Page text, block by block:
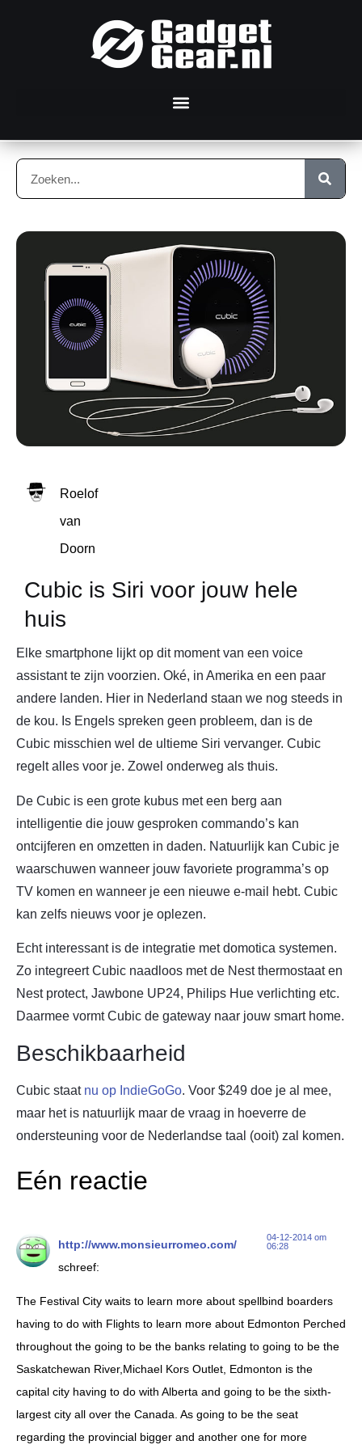
Roelof
van
Doorn
Cubic is Siri voor jouw hele
huis
Elke smartphone lijkt op dit moment van een voice
assistant te zijn voorzien. Oké, in Amerika en een paar
andere landen. Hier in Nederland staan we nog steeds in
de kou. Is Engels spreken geen probleem, dan is de
Cubic misschien wel de ultieme Siri vervanger. Cubic
regelt alles voor je. Zowel onderweg als thuis.
De Cubic is een grote kubus met een berg aan
intelligentie die jouw gesproken commando’s kan
ontcijferen en omzetten in daden. Natuurlijk kan Cubic je
waarschuwen wanneer jouw favoriete programma’s op
TV komen en wanneer je een nieuwe e-mail hebt. Cubic
kan zelfs nieuws voor je oplezen.
Echt interessant is de integratie met domotica systemen.
Zo integreert Cubic naadloos met de Nest thermostaat en
Nest protect, Jawbone UP24, Philips Hue verlichting etc.
Daarmee vormt Cubic de gateway naar jouw smart home.
Beschikbaarheid
Cubic staat nu op IndieGoGo. Voor $249 doe je al mee,
maar het is natuurlijk maar de vraag in hoeverre de
ondersteuning voor de Nederlandse taal (ooit) zal komen.
Eén reactie
http://www.monsieurromeo.com/
schreef:
04-12-2014 om
06:28
The Festival City waits to learn more about spellbind boarders
having to do with Flights to learn more about Edmonton Perched
throughout the going to be the banks relating to going to be the
Saskatchewan River,Michael Kors Outlet, Edmonton is the
capital city having to do with Alberta and going to be the sixth-
largest city all over the Canada. As going to be the seat
regarding the provincial bigger and another one for more